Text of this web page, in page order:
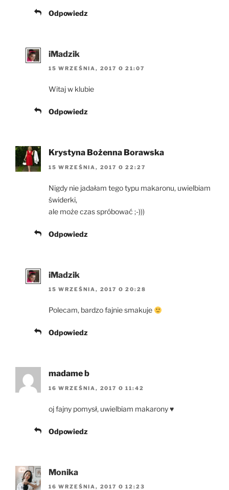
Odpowiedz
iMadzik
15 WRZEŚNIA, 2017 O 21:07
Witaj w klubie
Odpowiedz
Krystyna Bożenna Borawska
15 WRZEŚNIA, 2017 O 22:27
Nigdy nie jadałam tego typu makaronu, uwielbiam
świderki,
ale może czas spróbować ;-)))
Odpowiedz
iMadzik
15 WRZEŚNIA, 2017 O 20:28
Polecam, bardzo fajnie smakuje
Odpowiedz
madame b
16 WRZEŚNIA, 2017 O 11:42
oj fajny pomysł, uwielbiam makarony ♥
Odpowiedz
Monika
16 WRZEŚNIA, 2017 O 12:23